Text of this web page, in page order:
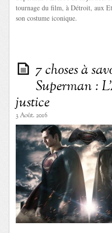
tournage du film, à Détroit, aux
son costume iconique.
7 choses à
Superman :
justice
3 Août. 2016